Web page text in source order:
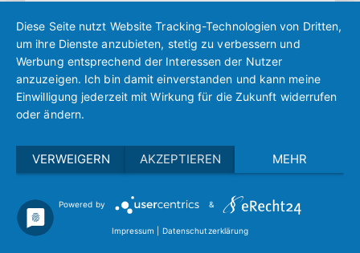
Schnell, einfach, kostenlos.
Über uns
Andanza GmbH
Diese Seite nutzt Website Tracking-Technologien von Dritten,
um ihre Dienste anzubieten, stetig zu verbessern und
Werbung entsprechend der Interessen der Nutzer
anzuzeigen. Ich bin damit einverstanden und kann meine
Einwilligung jederzeit mit Wirkung für die Zukunft widerrufen
oder ändern.
VERWEIGERN AKZEPTIEREN MEHR
Powered by &
Impressum Datenschutzerklärung